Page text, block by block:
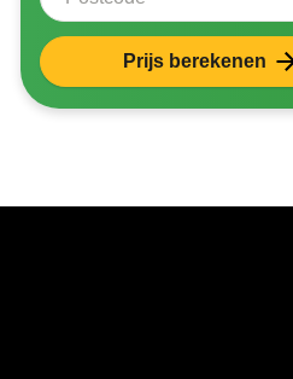
Prijs berekenen